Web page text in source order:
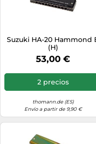
Suzuki HA-20 Hammond
(H)
53,00 €
2 precios
thomann.de (ES)
Envío a partir de 9,90 €